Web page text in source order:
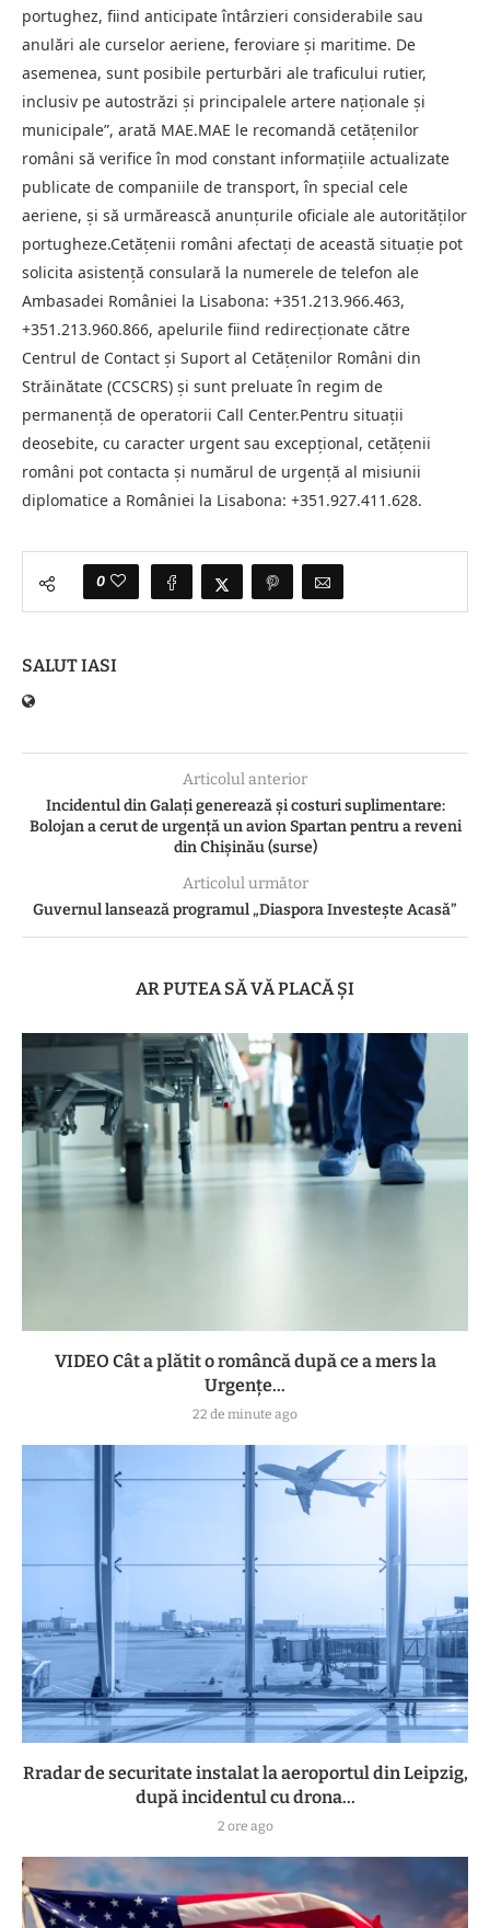
portughez, fiind anticipate întârzieri considerabile sau
anulări ale curselor aeriene, feroviare şi maritime. De
asemenea, sunt posibile perturbări ale traficului rutier,
inclusiv pe autostrăzi şi principalele artere naţionale şi
municipale”, arată MAE.MAE le recomandă cetăţenilor
români să verifice în mod constant informaţiile actualizate
publicate de companiile de transport, în special cele
aeriene, şi să urmărească anunţurile oficiale ale autorităţilor
portugheze.Cetăţenii români afectaţi de această situaţie pot
solicita asistenţă consulară la numerele de telefon ale
Ambasadei României la Lisabona: +351.213.966.463,
+351.213.960.866, apelurile fiind redirecţionate către
Centrul de Contact şi Suport al Cetăţenilor Români din
Străinătate (CCSCRS) şi sunt preluate în regim de
permanenţă de operatorii Call Center.Pentru situaţii
deosebite, cu caracter urgent sau excepţional, cetăţenii
români pot contacta şi numărul de urgenţă al misiunii
diplomatice a României la Lisabona: +351.927.411.628.
0
SALUT IASI
Articolul anterior
Incidentul din Galați generează și costuri suplimentare:
Bolojan a cerut de urgență un avion Spartan pentru a reveni
din Chișinău (surse)
Articolul următor
Guvernul lansează programul „Diaspora Investește Acasă”
AR PUTEA SĂ VĂ PLACĂ ȘI
VIDEO Cât a plătit o româncă după ce a mers la
Urgențe...
22 de minute ago
Rradar de securitate instalat la aeroportul din Leipzig,
după incidentul cu drona...
2 ore ago